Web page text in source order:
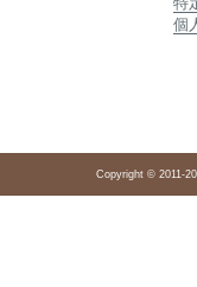
個
Copyright © 2011-